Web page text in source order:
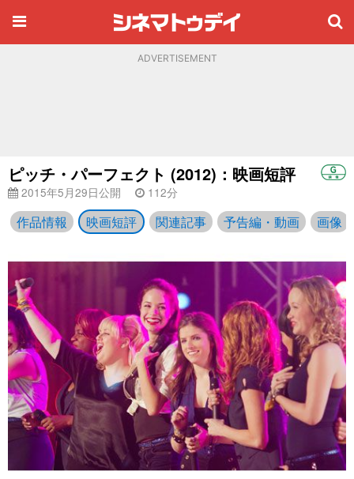
ADVERTISEMENT
ピッチ・パーフェクト (2012)：映画短評
2015年5月29日公開 112分
作品情報 映画短評 関連記事 予告編・動画 画像